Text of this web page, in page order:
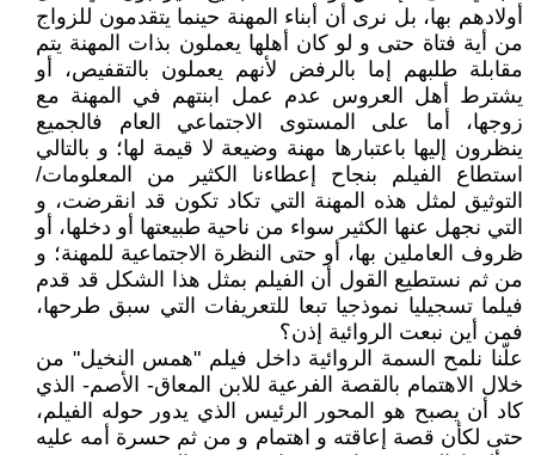
أولادهم بها، بل نرى أن أبناء المهنة حينما يتقدمون للزواج
من أية فتاة حتى و لو كان أهلها يعملون بذات المهنة يتم
مقابلة طلبهم إما بالرفض لأنهم يعملون بالتقفيص، أو
يشترط أهل العروس عدم عمل ابنتهم في المهنة مع
زوجها، أما على المستوى الاجتماعي العام فالجميع
ينظرون إليها باعتبارها مهنة وضيعة لا قيمة لها؛ و بالتالي
استطاع الفيلم بنجاح إعطاءنا الكثير من المعلومات/
التوثيق لمثل هذه المهنة التي تكاد تكون قد انقرضت، و
التي نجهل عنها الكثير سواء من ناحية طبيعتها أو دخلها، أو
ظروف العاملين بها، أو حتى النظرة الاجتماعية للمهنة؛ و
من ثم نستطيع القول أن الفيلم بمثل هذا الشكل قد قدم
فيلما تسجيليا نموذجيا تبعا للتعريفات التي سبق طرحها،
فمن أين نبعت الروائية إذن؟
علّنا نلمح السمة الروائية داخل فيلم "همس النخيل" من
خلال الاهتمام بالقصة الفرعية للابن المعاق- الأصم- الذي
كاد أن يصبح هو المحور الرئيس الذي يدور حوله الفيلم،
حتى لكأن قصة إعاقته و اهتمام و من ثم حسرة أمه عليه